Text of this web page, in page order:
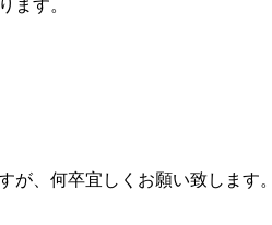
ます。
が、何卒宜しくお願い致します。